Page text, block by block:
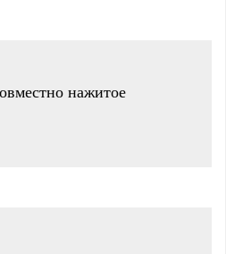
нажитое